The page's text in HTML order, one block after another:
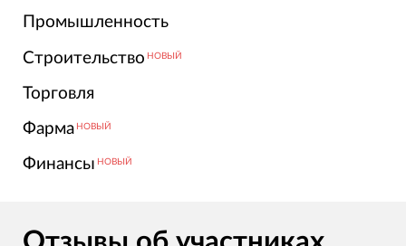
Промышленность
Строительство НОВЫЙ
Торговля
Фарма НОВЫЙ
Финансы НОВЫЙ